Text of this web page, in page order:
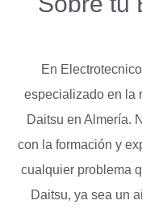
En
especializado en la
Daitsu en Almería.
con la formación y
cualquier problema
Daitsu, ya sea un